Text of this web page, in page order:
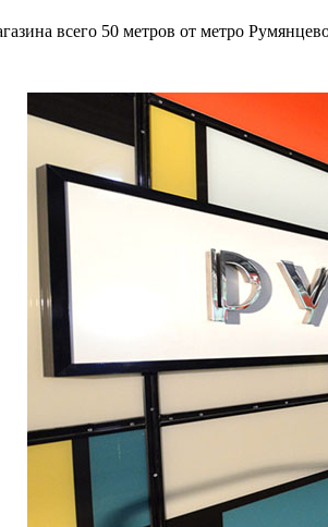
всего 50 метров от метро